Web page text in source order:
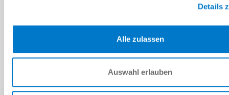
Details
Alle zulassen
Auswahl erlauben
Herunterladen